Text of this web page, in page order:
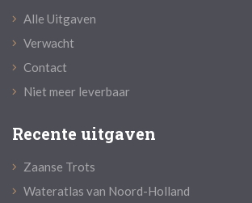
Alle Uitgaven
Verwacht
Contact
Niet meer leverbaar
Recente uitgaven
Zaanse Trots
Wateratlas van Noord-Holland